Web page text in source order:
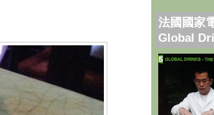
法國國家
Global